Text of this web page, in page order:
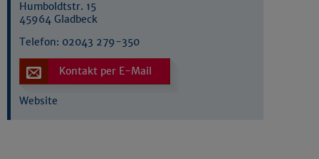
Humboldtstr. 15
45964 Gladbeck
Telefon: 02043 279-350
Kontakt per E-Mail
Website